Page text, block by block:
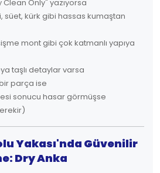
Clean Only" yazıyorsa
süet, kürk gibi hassas kumaştan
mont gibi çok katmanlı yapıya
taşlı detaylar varsa
parça ise
sonucu hasar görmüşse
Yakası'nda Güvenilir
Dry Anka